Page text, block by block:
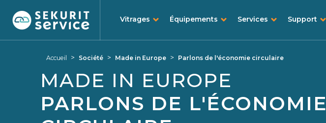
Vitrages Équipements Services Support
Accueil > Société > Made in Europe > Parlons de l'économie circulaire
MADE IN EUROPE
PARLONS DE L'ÉCONOMIE